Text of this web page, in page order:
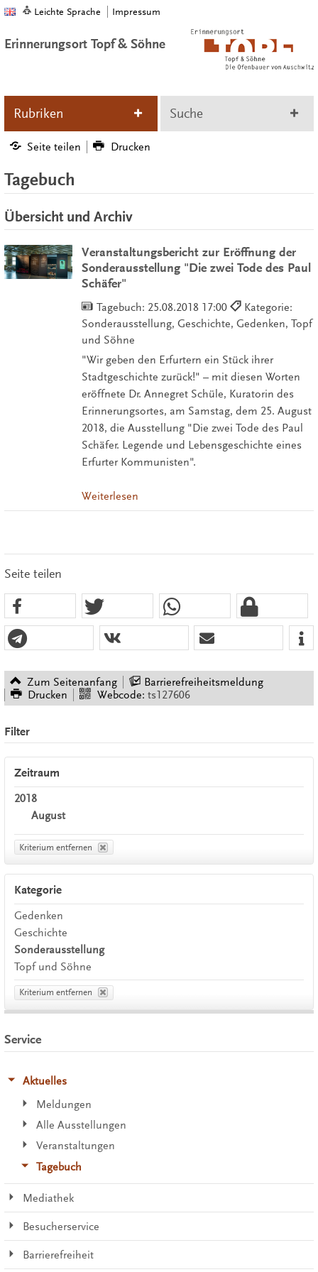
Leichte Sprache Impressum
Erinnerungsort Topf & Söhne
Rubriken Suche
Seite teilen Drucken
Tagebuch
Übersicht und Archiv
Veranstaltungsbericht zur Eröffnung der
Sonderausstellung "Die zwei Tode des Paul
Schäfer"
Tagebuch: 25.08.2018 17:00
Kategorie:
Sonderausstellung, Geschichte, Gedenken, Topf
und Söhne
"Wir geben den Erfurtern ein Stück ihrer
Stadtgeschichte zurück!" – mit diesen Worten
eröffnete Dr. Annegret Schüle, Kuratorin des
Erinnerungsortes, am Samstag, dem 25. August
2018, die Ausstellung "Die zwei Tode des Paul
Schäfer. Legende und Lebensgeschichte eines
Erfurter Kommunisten".
Weiterlesen
Seite teilen
Zum Seitenanfang
Barrierefreiheitsmeldung
Drucken
Webcode: ts127606
Filter
Zeitraum
2018
August
Kriterium entfernen
Kategorie
Gedenken
Geschichte
Sonderausstellung
Topf und Söhne
Kriterium entfernen
Service
Aktuelles
Meldungen
Alle Ausstellungen
Veranstaltungen
Tagebuch
Mediathek
Besucherservice
Barrierefreiheit